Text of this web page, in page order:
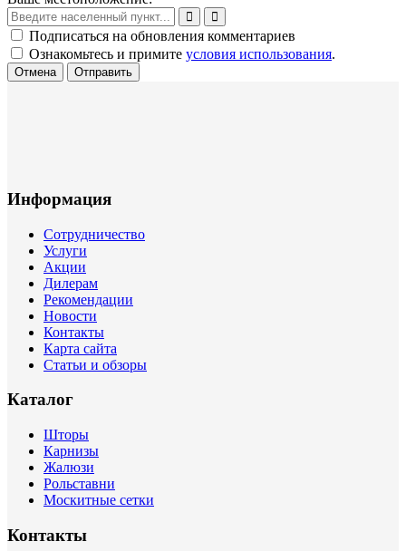
Подписаться на обновления комментариев
Ознакомьтесь и примите условия использования.
Отмена Отправить
Информация
Сотрудничество
Услуги
Акции
Дилерам
Рекомендации
Новости
Контакты
Карта сайта
Статьи и обзоры
Каталог
Шторы
Карнизы
Жалюзи
Рольставни
Москитные сетки
Контакты